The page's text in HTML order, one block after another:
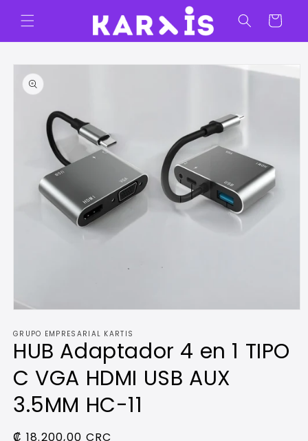
directamente
al contenido
Carrito
directamente
información
multimedia
1
en
ventana
modal
GRUPO EMPRESARIAL KARTIS
HUB Adaptador 4 en 1 TIPO
C VGA HDMI USB AUX
3.5MM HC-11
Precio
₡ 18.200,00 CRC